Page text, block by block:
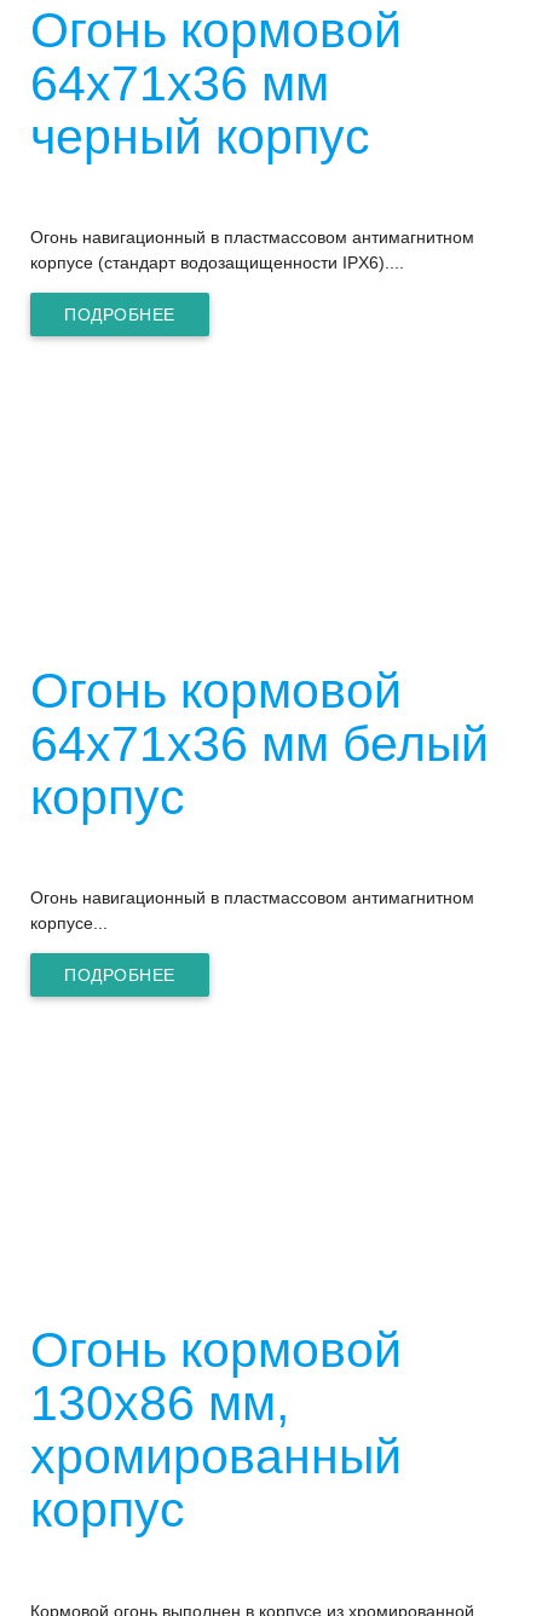
Огонь кормовой
64х71х36 мм
черный корпус
Огонь навигационный в пластмассовом антимагнитном
корпусе (стандарт водозащищенности IPX6)....
ПОДРОБНЕЕ
Огонь кормовой
64х71х36 мм белый
корпус
Огонь навигационный в пластмассовом антимагнитном
корпусе...
ПОДРОБНЕЕ
Огонь кормовой
130х86 мм,
хромированный
корпус
Кормовой огонь выполнен в корпусе из хромированной